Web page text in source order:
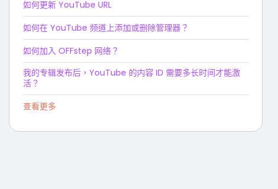
如何更新 YouTube URL
如何在 YouTube 频道上添加或删除管理器？
如何加入 OFFstep 网络？
我的专辑发布后，YouTube 的内容 ID 需要多长时间才能激
活？
查看更多